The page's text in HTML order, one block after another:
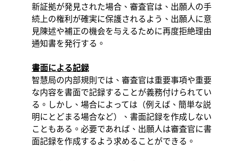
新証拠が発見された場合、審査官は、出願人の手
続上の権利が確実に保護されるよう、出願人に意
見陳述や補正の機会を与えるために再度拒絶理由
通知書を発行する。
書面による記録
智慧局の内部規則では、審査官は重要事項や重要
な内容を書面で記録することが義務付けられてい
る。しかし、場合によっては（例えば、簡単な説
明にとどまる場合など）、書面記録を作成しない
こともある。必要であれば、出願人は審査官に書
面記録を作成するよう求めることができる。